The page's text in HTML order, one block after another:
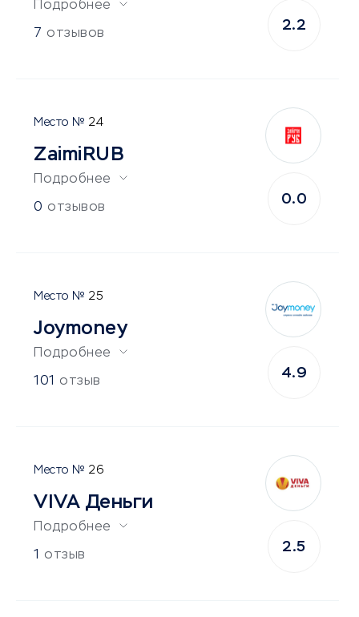
Подробнее
7 отзывов
2.2
24
ZaimiRUB
Подробнее
0 отзывов
0.0
25
Joymoney
Подробнее
101 отзыв
4.9
26
VIVA Деньги
Подробнее
1 отзыв
2.5